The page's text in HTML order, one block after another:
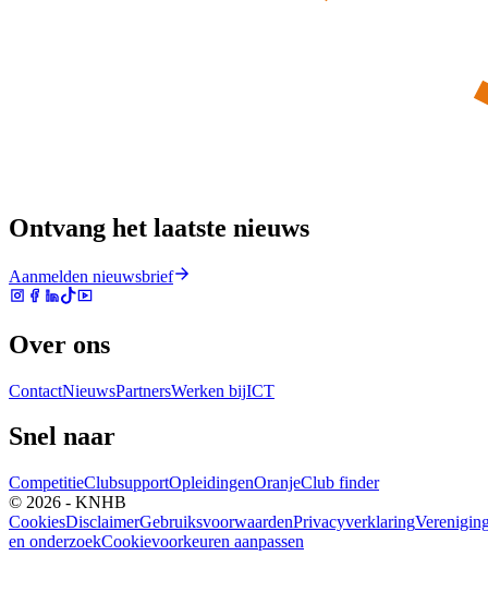
Ontvang het laatste nieuws
Aanmelden nieuwsbrief
Over ons
ContactNieuwsPartnersWerken bijICT
Snel naar
CompetitieClubsupportOpleidingenOranjeClub finder
© 2026 - KNHB
CookiesDisclaimerGebruiksvoorwaardenPrivacyverklaring
en onderzoekCookievoorkeuren aanpassen